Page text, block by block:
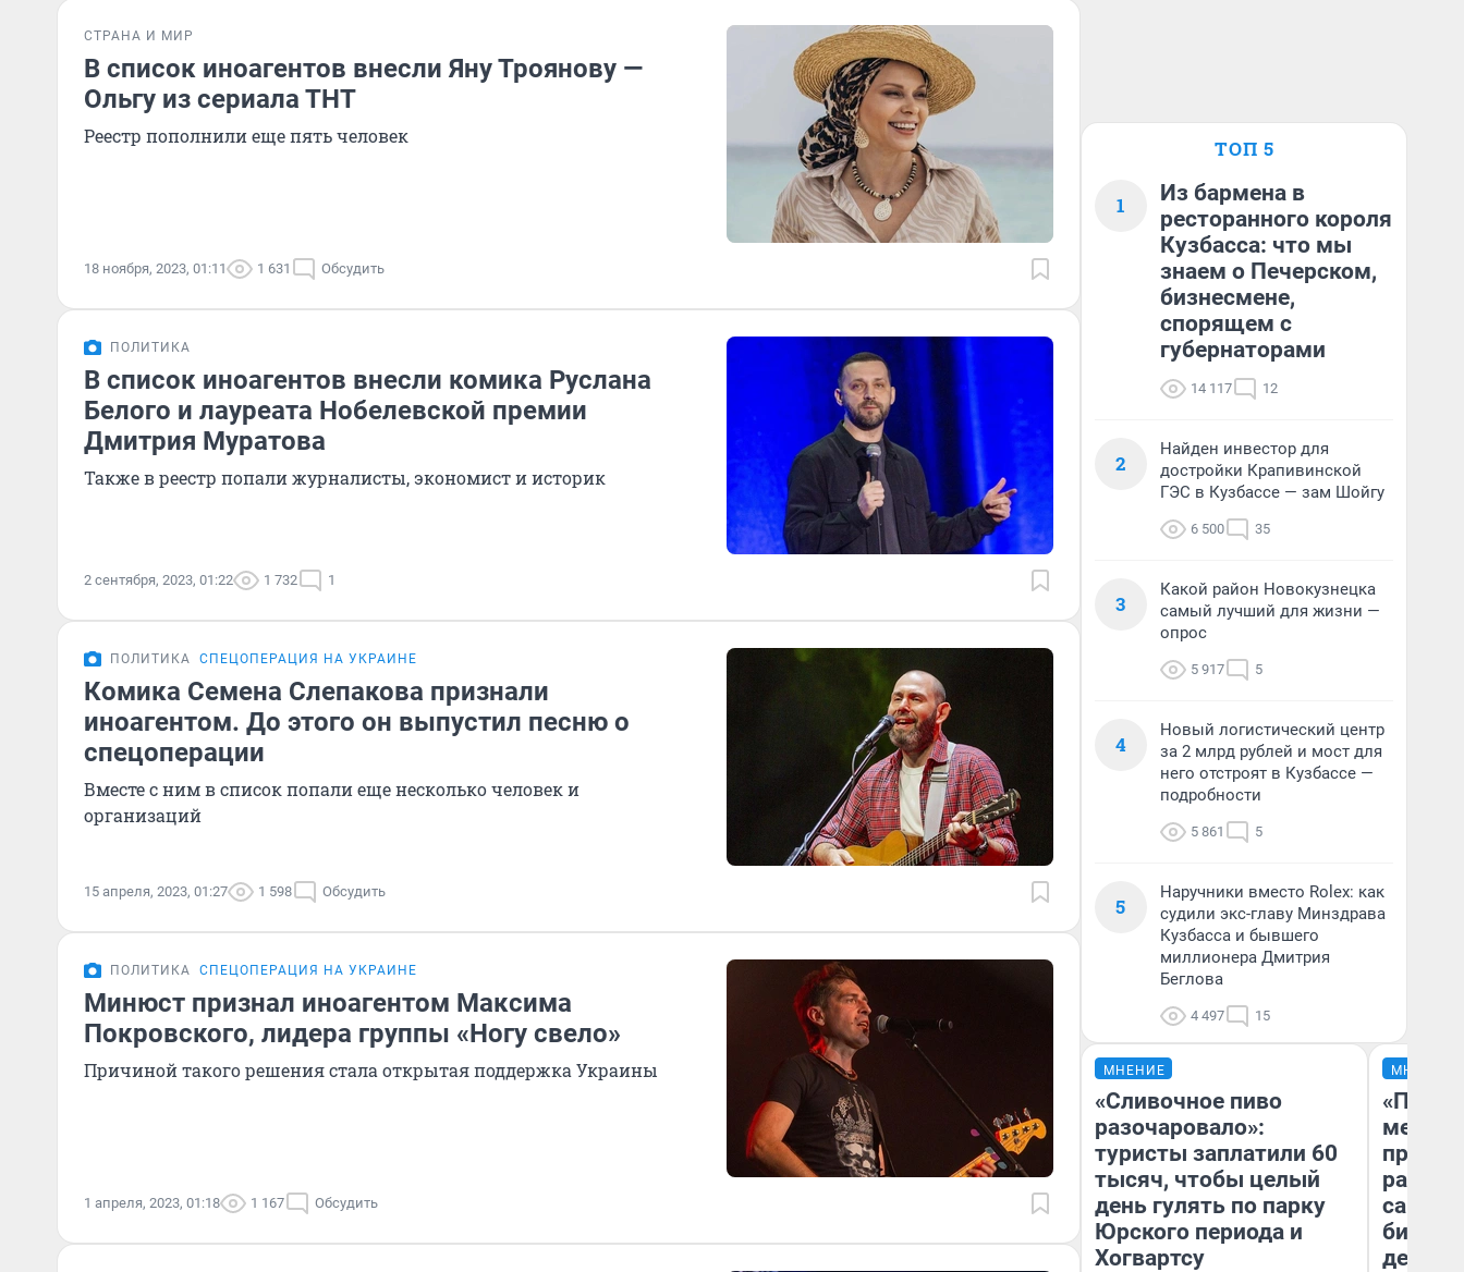
СТРАНА И МИР
В список иноагентов внесли Яну Троянову —
Ольгу из сериала ТНТ
Реестр пополнили еще пять человек
18 ноября, 2023, 01:11 1 631 Обсудить
ПОЛИТИКА
В список иноагентов внесли комика Руслана
Белого и лауреата Нобелевской премии
Дмитрия Муратова
Также в реестр попали журналисты, экономист и историк
2 сентября, 2023, 01:22 1 732 1
ПОЛИТИКА СПЕЦОПЕРАЦИЯ НА УКРАИНЕ
Комика Семена Слепакова признали
иноагентом. До этого он выпустил песню о
спецоперации
Вместе с ним в список попали еще несколько человек и
организаций
15 апреля, 2023, 01:27 1 598 Обсудить
ПОЛИТИКА СПЕЦОПЕРАЦИЯ НА УКРАИНЕ
Минюст признал иноагентом Максима
Покровского, лидера группы «Ногу свело»
Причиной такого решения стала открытая поддержка Украины
1 апреля, 2023, 01:18 1 167 Обсудить
ТОП 5
1
Из бармена в
ресторанного короля
Кузбасса: что мы
знаем о Печерском,
бизнесмене,
спорящем с
губернаторами
14 117 12
2
Найден инвестор для
достройки Крапивинской
ГЭС в Кузбассе — зам Шойгу
6 500 35
3
Какой район Новокузнецка
самый лучший для жизни —
опрос
5 917 5
4
Новый логистический центр
за 2 млрд рублей и мост для
него отстроят в Кузбассе —
подробности
5 861 5
5
Наручники вместо Rolex: как
судили экс-главу Минздрава
Кузбасса и бывшего
миллионера Дмитрия
Беглова
4 497 15
МНЕНИЕ
«Сливочное пиво
разочаровало»:
туристы заплатили 60
тысяч, чтобы целый
день гулять по парку
Юрского периода и
Хогвартсу
МНЕНИЕ
самом